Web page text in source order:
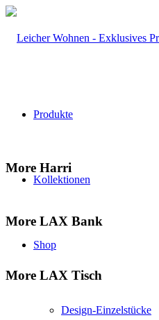
Produkte
Kollektionen
Shop
Design-Einzelstücke
More Harri
More LAX Bank
More LAX Tisch